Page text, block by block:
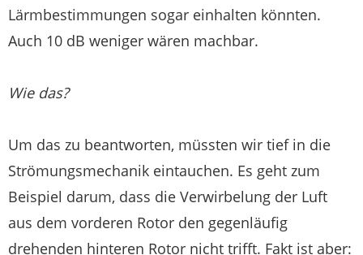
Lärmbestimmungen sogar einhalten könnten.
Auch 10 dB weniger wären machbar.
Wie das?
Um das zu beantworten, müssten wir tief in die
Strömungsmechanik eintauchen. Es geht zum
Beispiel darum, dass die Verwirbelung der Luft
aus dem vorderen Rotor den gegenläufig
drehenden hinteren Rotor nicht trifft. Fakt ist aber: